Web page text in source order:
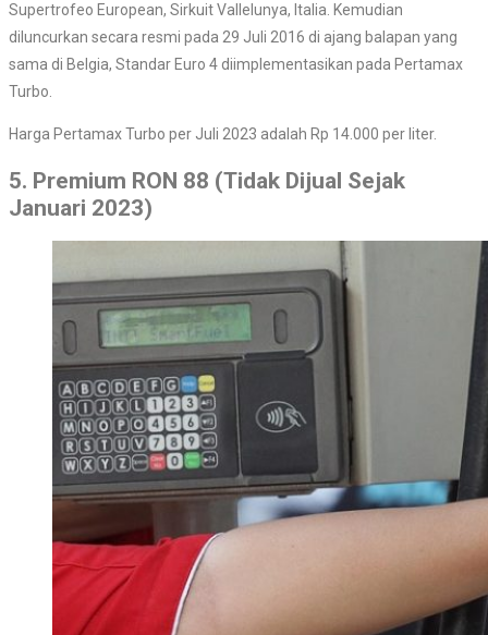
Supertrofeo European, Sirkuit Vallelunya, Italia. Kemudian
diluncurkan secara resmi pada 29 Juli 2016 di ajang balapan yang
sama di Belgia, Standar Euro 4 diimplementasikan pada Pertamax
Turbo.
Harga Pertamax Turbo per Juli 2023 adalah Rp 14.000 per liter.
5. Premium RON 88 (Tidak Dijual Sejak
Januari 2023)